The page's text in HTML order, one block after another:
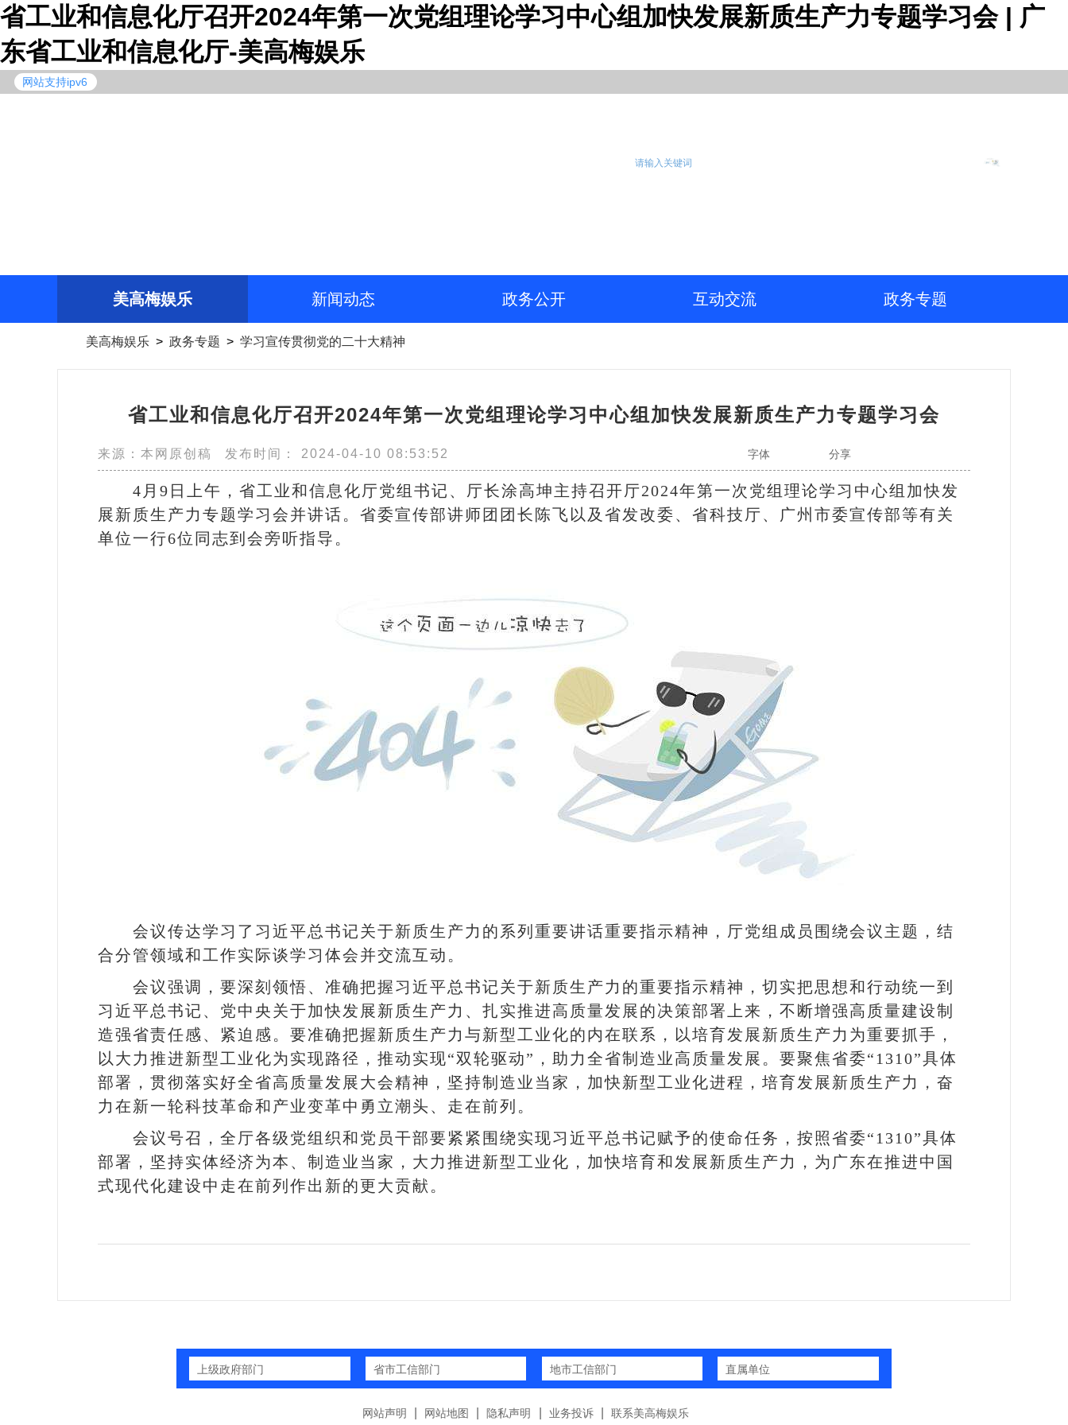
省工业和信息化厅召开2024年第一次党组理论学习中心组加快发展新质生产力专题学习会 | 广
东省工业和信息化厅-美高梅娱乐
网站支持ipv6
美高梅娱乐 新闻动态 政务公开 互动交流 政务专题
美高梅娱乐 > 政务专题 > 学习宣传贯彻党的二十大精神
省工业和信息化厅召开2024年第一次党组理论学习中心组加快发展新质生产力专题学习会
来源：本网原创稿 发布时间： 2024-04-10 08:53:52 字体 分享
4月9日上午，省工业和信息化厅党组书记、厅长涂高坤主持召开厅2024年第一次党组理论学习中心组加快发
展新质生产力专题学习会并讲话。省委宣传部讲师团团长陈飞以及省发改委、省科技厅、广州市委宣传部等有关
单位一行6位同志到会旁听指导。
会议传达学习了习近平总书记关于新质生产力的系列重要讲话重要指示精神，厅党组成员围绕会议主题，结
合分管领域和工作实际谈学习体会并交流互动。
会议强调，要深刻领悟、准确把握习近平总书记关于新质生产力的重要指示精神，切实把思想和行动统一到
习近平总书记、党中央关于加快发展新质生产力、扎实推进高质量发展的决策部署上来，不断增强高质量建设制
造强省责任感、紧迫感。要准确把握新质生产力与新型工业化的内在联系，以培育发展新质生产力为重要抓手，
以大力推进新型工业化为实现路径，推动实现“双轮驱动”，助力全省制造业高质量发展。要聚焦省委“1310”具体
部署，贯彻落实好全省高质量发展大会精神，坚持制造业当家，加快新型工业化进程，培育发展新质生产力，奋
力在新一轮科技革命和产业变革中勇立潮头、走在前列。
会议号召，全厅各级党组织和党员干部要紧紧围绕实现习近平总书记赋予的使命任务，按照省委“1310”具体
部署，坚持实体经济为本、制造业当家，大力推进新型工业化，加快培育和发展新质生产力，为广东在推进中国
式现代化建设中走在前列作出新的更大贡献。
上级政府部门 省市工信部门 地市工信部门 直属单位
网站声明 网站地图 隐私声明 业务投诉 联系美高梅娱乐